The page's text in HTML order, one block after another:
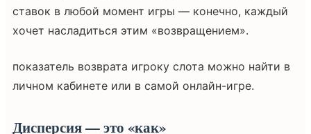
ставок в любой момент игры — конечно, каждый
хочет насладиться этим «возвращением».
показатель возврата игроку слота можно найти в
личном кабинете или в самой онлайн-игре.
Дисперсия — это «как»